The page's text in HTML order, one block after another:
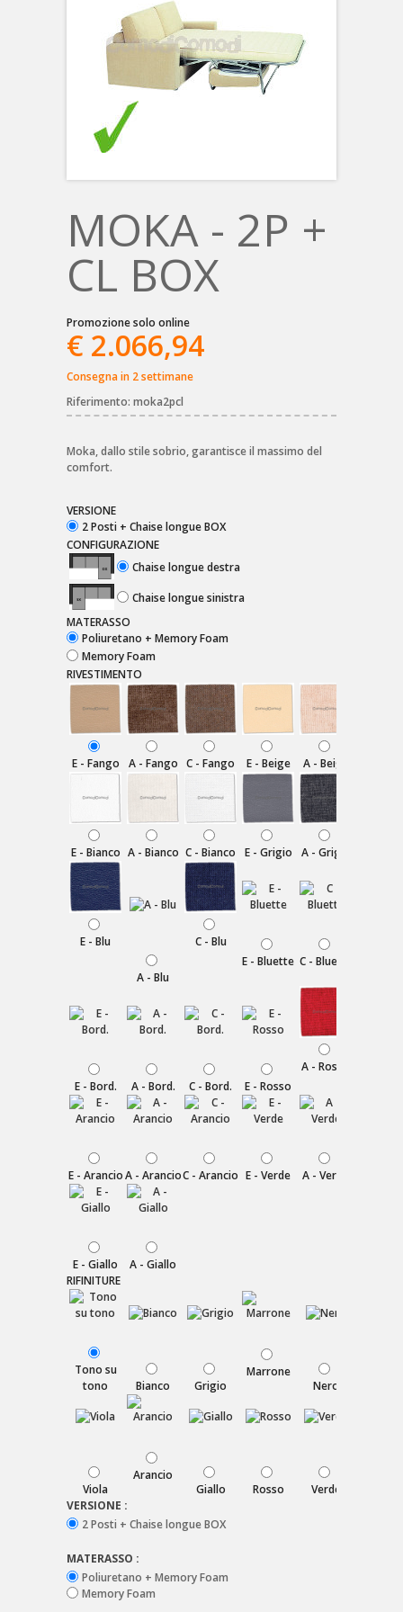
MOKA - 2P +
CL BOX
Promozione solo online
€ 2.066,94
Consegna in 2 settimane
Riferimento: moka2pcl
Moka, dallo stile sobrio, garantisce il massimo del
comfort.
VERSIONE
2 Posti + Chaise longue BOX
CONFIGURAZIONE
Chaise longue destra
Chaise longue sinistra
MATERASSO
Poliuretano + Memory Foam
Memory Foam
RIVESTIMENTO
E - Fango A - Fango C - Fango E - Beige A - Beige
E - Bianco A - Bianco C - Bianco E - Grigio A - Grigio
E - Blu
A - Blu
C - Blu
E - Bluette C - Bluette
E - Bord. A - Bord. C - Bord. E - Rosso
A - Rosso
E - ArancioA - ArancioC - Arancio E - Verde A - Verde
E - Giallo
A - Giallo
RIFINITURE
Tono su
tono
Bianco Grigio
Marrone
Nero
Viola
Arancio
Giallo
Rosso Verde
VERSIONE :
2 Posti + Chaise longue BOX
MATERASSO :
Poliuretano + Memory Foam
Memory Foam